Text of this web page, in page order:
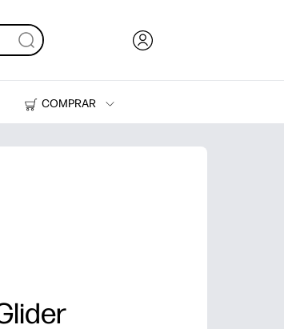
COMPRAR
Impresoras